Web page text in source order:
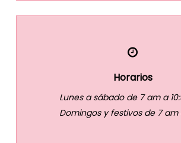
Horarios
Lunes a sábado de 7 am a
Domingos y festivos de 7 am